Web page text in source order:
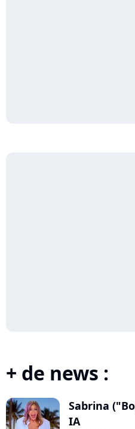
+ de news :
Sabrina
IA